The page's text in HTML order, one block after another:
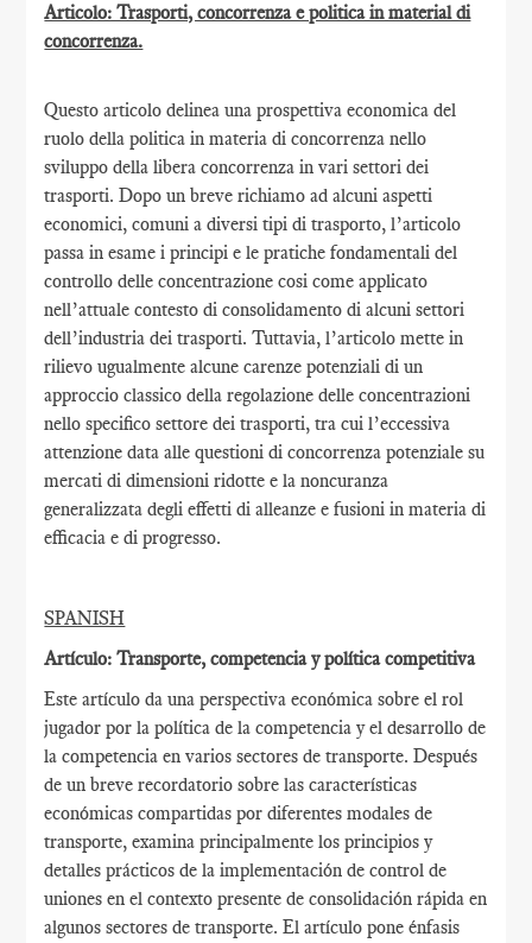
Articolo: Trasporti, concorrenza e politica in material di
concorrenza.
Questo articolo delinea una prospettiva economica del
ruolo della politica in materia di concorrenza nello
sviluppo della libera concorrenza in vari settori dei
trasporti. Dopo un breve richiamo ad alcuni aspetti
economici, comuni a diversi tipi di trasporto, l’articolo
passa in esame i principi e le pratiche fondamentali del
controllo delle concentrazione cosi come applicato
nell’attuale contesto di consolidamento di alcuni settori
dell’industria dei trasporti. Tuttavia, l’articolo mette in
rilievo ugualmente alcune carenze potenziali di un
approccio classico della regolazione delle concentrazioni
nello specifico settore dei trasporti, tra cui l’eccessiva
attenzione data alle questioni di concorrenza potenziale su
mercati di dimensioni ridotte e la noncuranza
generalizzata degli effetti di alleanze e fusioni in materia di
efficacia e di progresso.
SPANISH
Artículo: Transporte, competencia y política competitiva
Este artículo da una perspectiva económica sobre el rol
jugador por la política de la competencia y el desarrollo de
la competencia en varios sectores de transporte. Después
de un breve recordatorio sobre las características
económicas compartidas por diferentes modales de
transporte, examina principalmente los principios y
detalles prácticos de la implementación de control de
uniones en el contexto presente de consolidación rápida en
algunos sectores de transporte. El artículo pone énfasis